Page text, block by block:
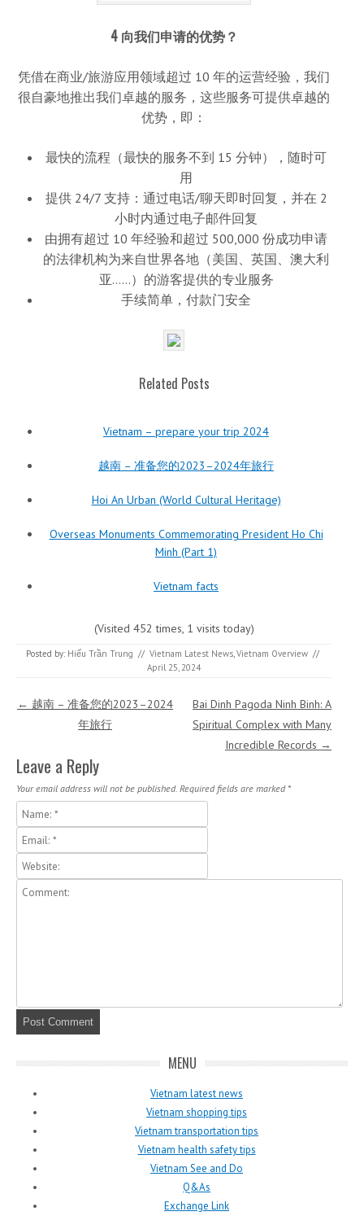
4 向我们申请的优势？
凭借在商业/旅游应用领域超过 10 年的运营经验，我们
很自豪地推出我们卓越的服务，这些服务可提供卓越的
优势，即：
最快的流程（最快的服务不到 15 分钟），随时可
用
提供 24/7 支持：通过电话/聊天即时回复，并在 2
小时内通过电子邮件回复
由拥有超过 10 年经验和超过 500,000 份成功申请
的法律机构为来自世界各地（美国、英国、澳大利
亚……）的游客提供的专业服务
手续简单，付款门安全
Related Posts
Vietnam – prepare your trip 2024
越南 – 准备您的2023–2024年旅行
Hoi An Urban (World Cultural Heritage)
Overseas Monuments Commemorating President Ho Chi
Minh (Part 1)
Vietnam facts
(Visited 452 times, 1 visits today)
Posted by: Hiếu Trần Trung // Vietnam Latest News,Vietnam Overview //
April 25, 2024
Post navigation
← 越南 – 准备您的2023–2024
年旅行
Bai Dinh Pagoda Ninh Binh: A
Spiritual Complex with Many
Incredible Records →
Leave a Reply
Your email address will not be published. Required fields are marked *
MENU
Vietnam latest news
Vietnam shopping tips
Vietnam transportation tips
Vietnam health safety tips
Vietnam See and Do
Q&As
Exchange Link